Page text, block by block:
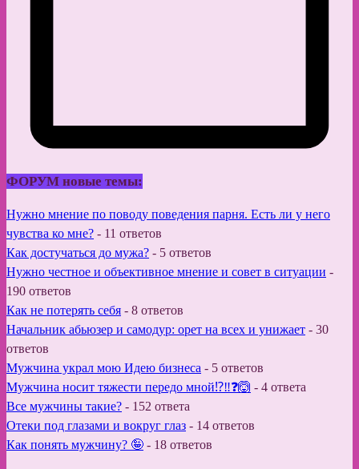
ФОРУМ новые темы:
Нужно мнение по поводу поведения парня. Есть ли у него
чувства ко мне? - 11 ответов
Как достучаться до мужа? - 5 ответов
Нужно честное и объективное мнение и совет в ситуации -
190 ответов
Как не потерять себя - 8 ответов
Начальник абьюзер и самодур: орет на всех и унижает - 30
ответов
Мужчина украл мою Идею бизнеса - 5 ответов
Мужчина носит тяжести передо мной⁉️‼️❓🙆 - 4 ответа
Все мужчины такие? - 152 ответа
Отеки под глазами и вокруг глаз - 14 ответов
Как понять мужчину? 🤪 - 18 ответов